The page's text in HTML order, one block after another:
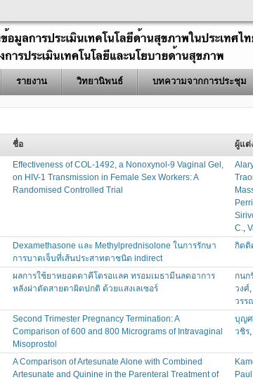
รายงาน วิทยานิพนธ์ บทความจากการประชุม
ชื่อ ผู้แต่
Effectiveness of COL-1492, a Nonoxynol-9 Vaginal Gel,
on HIV-1 Transmission in Female Sex Workers: A
Randomised Controlled Trial
C.,
Dexamethasone และ Methylprednisolone ในการรักษา
การบาดเจ็บที่เส้นประสาทตาชนิด indirect
กิตติ
ผลการใช้ยาหยอดตาคีโตรอแลค ทรอมเมธามีนลดอาการ
หลังผ่าตัดสายตาผิดปกติ ด้วยแสงเลเซอร์
กนก
วงศ์,
วรร
Second Trimester Pregnancy Termination: A
Comparison of 600 and 800 Micrograms of Intravaginal
Misoprostol
บุญศ
วชิร,
A Comparison of Artesunate Alone with Combined
Artesunate and Quinine in the Parenteral Treatment of